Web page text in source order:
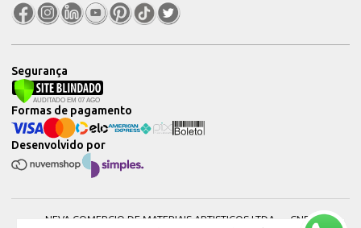
Segurança
Desenvolvido por
Formas de pagamento
NEVA COMERCIO DE MATERIAIS ARTISTICOS LTDA — CNPJ: